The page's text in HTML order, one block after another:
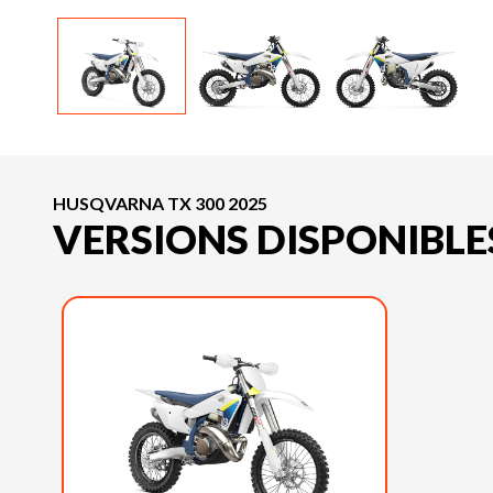
HUSQVARNA TX 300 2025
VERSIONS